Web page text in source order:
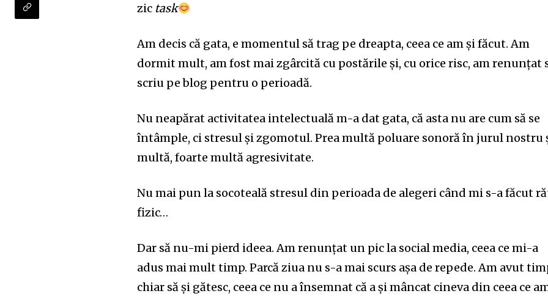
zic task
Am decis că gata, e momentul să trag pe dreapta, ceea ce am și făcut. Am
dormit mult, am fost mai zgârcită cu postările și, cu orice risc, am renunțat
scriu pe blog pentru o perioadă.
Nu neapărat activitatea intelectuală m-a dat gata, că asta nu are cum să se
întâmple, ci stresul și zgomotul. Prea multă poluare sonoră în jurul nostru
multă, foarte multă agresivitate.
Nu mai pun la socoteală stresul din perioada de alegeri când mi s-a făcut
fizic…
Dar să nu-mi pierd ideea. Am renunțat un pic la social media, ceea ce mi-a
adus mai mult timp. Parcă ziua nu s-a mai scurs așa de repede. Am avut
chiar să și gătesc, ceea ce nu a însemnat că a și mâncat cineva din ceea ce